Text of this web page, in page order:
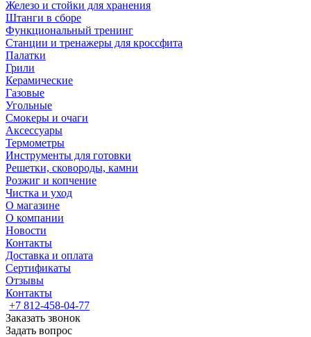
Железо и стойки для хранения
Штанги в сборе
Функциональный тренинг
Станции и тренажеры для кроссфита
Палатки
Грили
Керамические
Газовые
Угольные
Смокеры и очаги
Аксессуары
Термометры
Инструменты для готовки
Решетки, сковороды, камни
Розжиг и копчение
Чистка и уход
О магазине
О компании
Новости
Контакты
Доставка и оплата
Сертификаты
Отзывы
Контакты
+7 812-458-04-77
Заказать звонок
Задать вопрос